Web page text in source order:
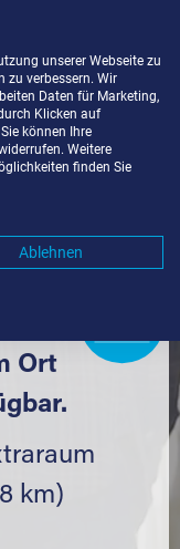
(75242)
Ort
km)
unserer Webseite zu
zu verbessern. Wir
Daten für Marketing,
Klicken auf
können Ihre
Weitere
finden Sie
Ablehnen